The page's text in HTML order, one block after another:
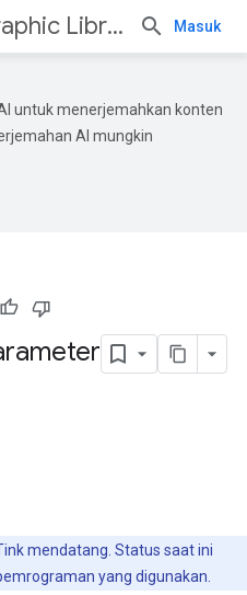
Tink Cryptographic Library Masuk
untuk menerjemahkan konten
AI mungkin
mendatang. Status saat ini
yang digunakan.